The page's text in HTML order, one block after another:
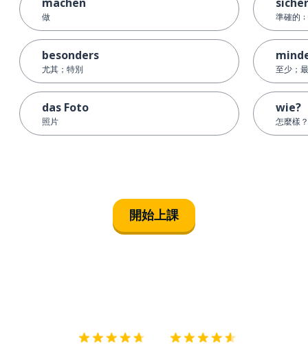
做
besonders
尤其；特別
das Foto
照片
準確的
至少；
wie?
怎麼樣
開始上課